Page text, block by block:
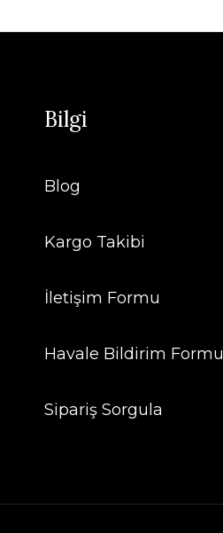
Bilgi
Blog
Kargo Takibi
İletişim Formu
Havale Bildirim Formu
Sipariş Sorgula